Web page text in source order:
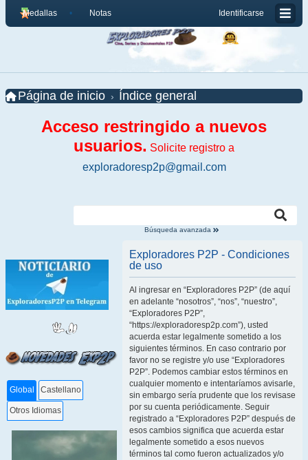
Identificarse
Medallas Notas
Página de inicio Índice general
Acceso restringido a nuevos
usuarios. Solicite registro a
exploradoresp2p@gmail.com
Búsqueda avanzada
Global Castellano
Otros Idiomas
Exploradores P2P - Condiciones
de uso
Al ingresar en “Exploradores P2P” (de aquí
en adelante “nosotros”, “nos”, “nuestro”,
“Exploradores P2P”,
“https://exploradoresp2p.com”), usted
acuerda estar legalmente sometido a los
siguientes términos. En caso contrario por
favor no se registre y/o use “Exploradores
P2P”. Podemos cambiar estos términos en
cualquier momento e intentaríamos avisarle,
sin embargo sería prudente que los revisase
por su cuenta periódicamente. Seguir
registrado a “Exploradores P2P” después de
esos cambios significa que acuerda estar
legalmente sometido a esos nuevos
términos tal como fueron actualizados y/o